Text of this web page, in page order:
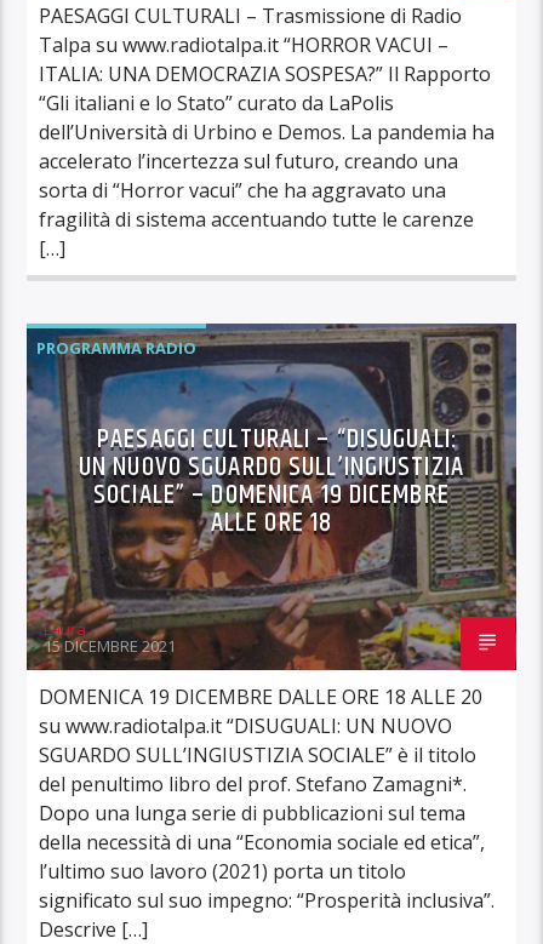
PAESAGGI CULTURALI – Trasmissione di Radio
Talpa su www.radiotalpa.it “HORROR VACUI –
ITALIA: UNA DEMOCRAZIA SOSPESA?” Il Rapporto
“Gli italiani e lo Stato” curato da LaPolis
dell’Università di Urbino e Demos. La pandemia ha
accelerato l’incertezza sul futuro, creando una
sorta di “Horror vacui” che ha aggravato una
fragilità di sistema accentuando tutte le carenze
[…]
PROGRAMMA RADIO
PAESAGGI CULTURALI – “DISUGUALI:
UN NUOVO SGUARDO SULL’INGIUSTIZIA
SOCIALE” – DOMENICA 19 DICEMBRE
ALLE ORE 18
Laura
15 DICEMBRE 2021
DOMENICA 19 DICEMBRE DALLE ORE 18 ALLE 20
su www.radiotalpa.it “DISUGUALI: UN NUOVO
SGUARDO SULL’INGIUSTIZIA SOCIALE” è il titolo
del penultimo libro del prof. Stefano Zamagni*.
Dopo una lunga serie di pubblicazioni sul tema
della necessità di una “Economia sociale ed etica”,
l’ultimo suo lavoro (2021) porta un titolo
significato sul suo impegno: “Prosperità inclusiva”.
Descrive […]